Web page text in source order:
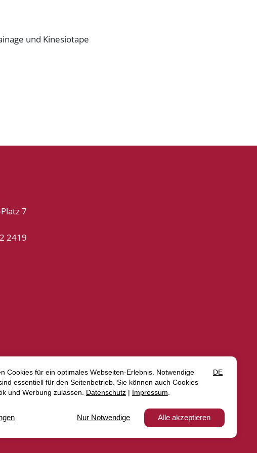
und Kinesiotape
7
2419
widerrufen Impressum Datenschutz
Erklärung zur Barrierefreiheit